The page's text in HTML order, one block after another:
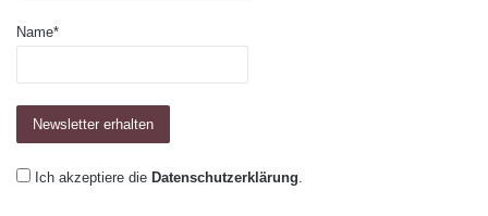
Name*
Ich akzeptiere die Datenschutzerklärung.